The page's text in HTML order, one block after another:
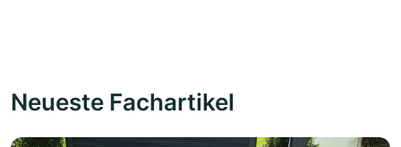
Neueste Fachartikel